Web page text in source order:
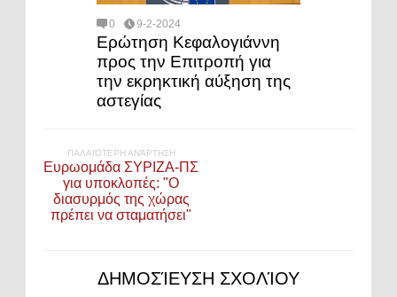
0 9-2-2024
Ερώτηση Κεφαλογιάννη
προς την Επιτροπή για
την εκρηκτική αύξηση της
αστεγίας
ΠΑΛΑΙΌΤΕΡΗ ΑΝΆΡΤΗΣΗ
Ευρωομάδα ΣΥΡΙΖΑ-ΠΣ
για υποκλοπές: "Ο
διασυρμός της χώρας
πρέπει να σταματήσει"
ΔΗΜΟΣΊΕΥΣΗ ΣΧΟΛΊΟΥ